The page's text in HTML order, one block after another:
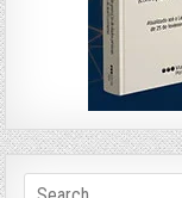
Search